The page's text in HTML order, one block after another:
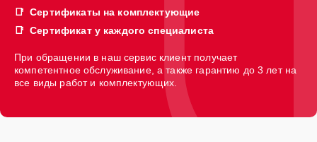
Сертификаты на комплектующие
Сертификат у каждого специалиста
При обращении в наш сервис клиент получает
компетентное обслуживание, а также гарантию до 3 лет на
все виды работ и комплектующих.